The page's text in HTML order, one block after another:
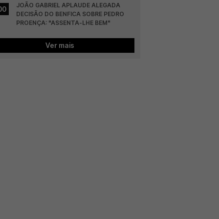
JOÃO GABRIEL APLAUDE ALEGADA
DECISÃO DO BENFICA SOBRE PEDRO
PROENÇA: "ASSENTA-LHE BEM"
Ver mais